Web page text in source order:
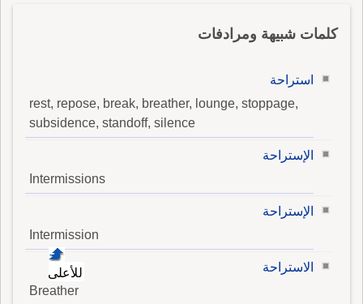
كلمات شبيهة ومرادفات
استراحة
rest, repose, break, breather, lounge, stoppage,
subsidence, standoff, silence
الإستراحة
Intermissions
الإستراحة
Intermission
الاستراحة
Breather
للأعلى